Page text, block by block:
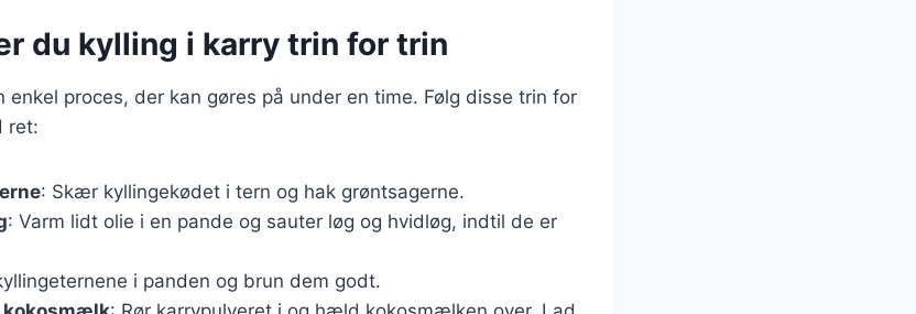
du kylling i karry trin for trin
enkel proces, der kan gøres på under en time. Følg disse trin for
ret:
: Skær kyllingekødet i tern og hak grøntsagerne.
: Varm lidt olie i en pande og sauter løg og hvidløg, indtil de er
i panden og brun dem godt.